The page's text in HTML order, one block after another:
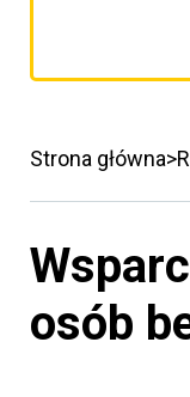
porzpedniego
Strona główna
osób